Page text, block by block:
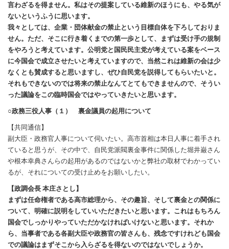
言わざるを得ません。私はその提案している維新のほうにも、やる気が
ないというふうに思います。
我々としては、企業・団体献金の禁止という目標自体を下ろしておりま
せん。ただ、そこに行き着くまでの第一歩として、まずは受け手の規制
をやろうと考えています。公明党と国民民主党が考えている案をベース
に今国会で成立させたいと考えていますので、当然これは維新の会は少
なくとも賛成すると思いますし、ぜひ自民党を説得してもらいたいと。
それもできないのでは将来の禁止なんてとてもできませんので、そうい
った議論をこの臨時国会ではやっていきたいと思います。
○政務三役人事（１） 裏金議員の起用について
【共同通信】
副大臣・政務官人事について伺いたい。高市首相は本日人事に着手され
ていると思うが、その中で、自民党派閥裏金事件に関係した堀井巌さん
や根本幸典さんらの起用があるのではないかと弊社の取材でわかってい
るが、それについての受け止めをお願いしたい。
【政調会長 本庄さとし】
まずは任命権者である高市総理から、その趣旨、そして裏金との関係に
ついて、明確に説明をしていいただきたいと思います。これはもちろん
国会でしっかりやっていただかなければいけないと思います。それか
ら、当事者である各副大臣や政務官の皆さんも、残念ですけれども国会
での議論はまずそこから入らざるを得ないのではないでしょうか。